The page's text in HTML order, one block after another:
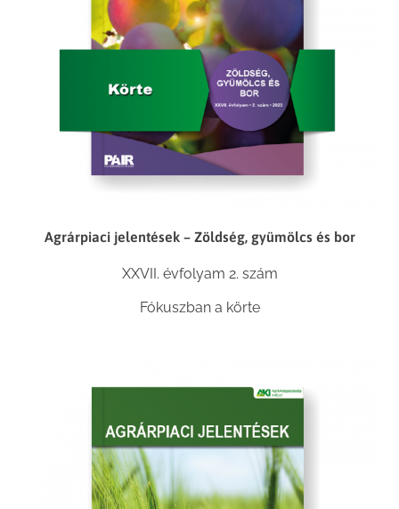
Agrárpiaci jelentések – Zöldség, gyümölcs és bor
XXVII. évfolyam 2. szám
Fókuszban a körte